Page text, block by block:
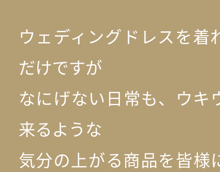
ウェディングドレスを着
だけですが
なにげない日常も、ウキ
来るような
気分の上がる商品を皆様